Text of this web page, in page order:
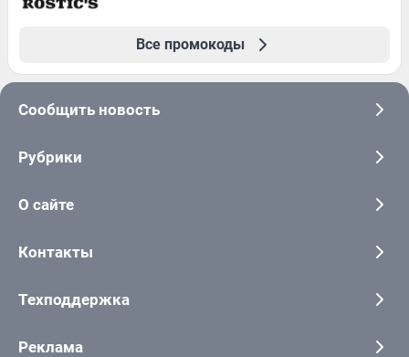
Все промокоды
Сообщить новость
Рубрики
О сайте
Контакты
Техподдержка
Реклама